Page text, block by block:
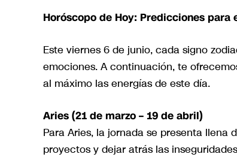
Horóscopo de Hoy: Predicciones
Este viernes 6 de junio, cada signo
emociones. A continuación, te
al máximo las energías de este día.
Aries (21 de marzo – 19 de abril)
Para Aries, la jornada se presenta
proyectos y dejar atrás las